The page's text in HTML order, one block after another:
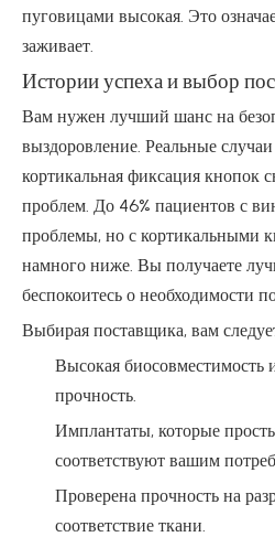
пуговицами высокая. Это
заживает.
Истории успеха и выбор
Вам нужен лучший шанс на
выздоровление. Реальные
кортикальная фиксация кнопок
проблем. До 46% пациентов с
проблемы, но с кортикальными
намного ниже. Вы получаете
беспокоитесь о необходимости
Выбирая поставщика, вам
Высокая биосовместимость
прочность.
Имплантаты, которые
соответствуют вашим
Проверена прочность на
соответствие ткани.